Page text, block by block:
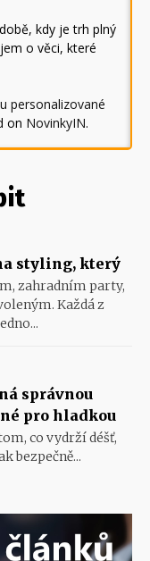
kdy je trh plný
o věci, které
personalizované
on NovinkyIN.
styling, který
zahradním party,
Každá z
správnou
pro hladkou
co vydrží déšť,
bezpečně...